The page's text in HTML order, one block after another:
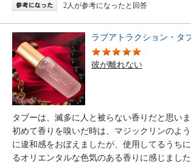
2人が参考になったと回答
ラブアトラクション・タ
彼が離れない
タブーは、滅多に人と被らない香りだと思い
初めて香りを嗅いだ時は、マジックリンのよ
に違和感をおぼえましたが、使用してるうち
るオリエンタルな色気のある香りに感じました